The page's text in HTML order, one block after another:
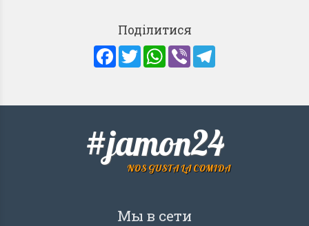
Поділитися
Facebook
TwitterWhatsApp
Viber
#jamon24
NOS GUSTA LA COMIDA
Мы в сети